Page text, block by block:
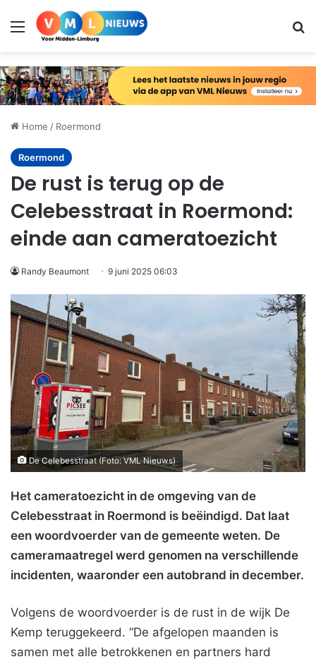
Menu
Home / Roermond
Roermond
De rust is terug op de
Celebesstraat in Roermond:
einde aan cameratoezicht
Randy Beaumont 9 juni 2025 06:03
De Celebesstraat (Foto: VML Nieuws)
Het cameratoezicht in de omgeving van de
Celebesstraat in Roermond is beëindigd. Dat laat
een woordvoerder van de gemeente weten. De
cameramaatregel werd genomen na verschillende
incidenten, waaronder een autobrand in december.
Volgens de woordvoerder is de rust in de wijk De
Kemp teruggekeerd. “De afgelopen maanden is
samen met alle betrokkenen en partners hard